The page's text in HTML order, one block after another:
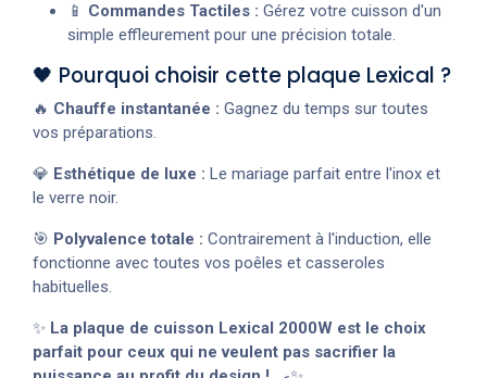
📱 Commandes Tactiles : Gérez votre cuisson d'un
simple effleurement pour une précision totale.
🖤 Pourquoi choisir cette plaque Lexical ?
🔥 Chauffe instantanée : Gagnez du temps sur toutes
vos préparations.
💎 Esthétique de luxe : Le mariage parfait entre l'inox et
le verre noir.
🎯 Polyvalence totale : Contrairement à l'induction, elle
fonctionne avec toutes vos poêles et casseroles
habituelles.
✨ La plaque de cuisson Lexical 2000W est le choix
parfait pour ceux qui ne veulent pas sacrifier la